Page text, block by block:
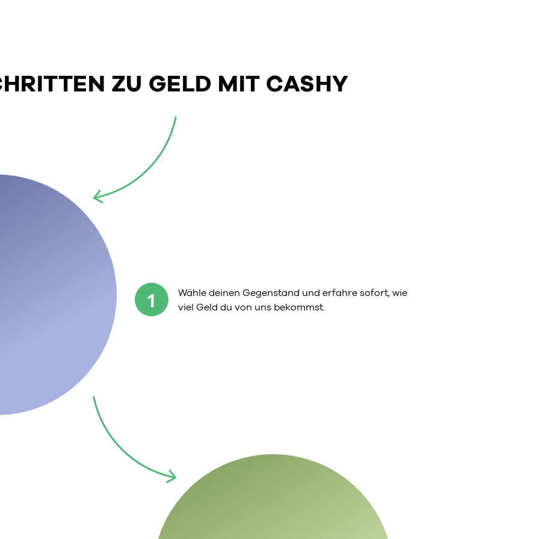
ZU GELD MIT CASHY
1
Wähle deinen Gegenstand und erfahre sofort, wie
viel Geld du von uns bekommst.